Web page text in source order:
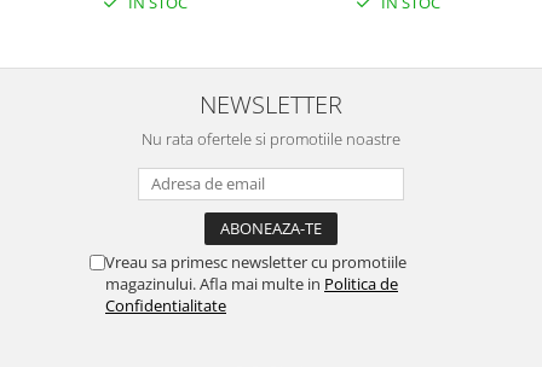
NEWSLETTER
Nu rata ofertele si promotiile noastre
Vreau sa primesc newsletter cu promotiile
magazinului. Afla mai multe in Politica de
Confidentialitate